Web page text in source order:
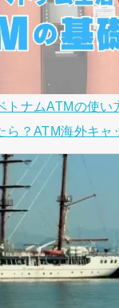
トナムATMの使
ら？ATM海外キャ